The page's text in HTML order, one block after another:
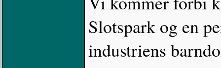
Slotspark og en
industriens